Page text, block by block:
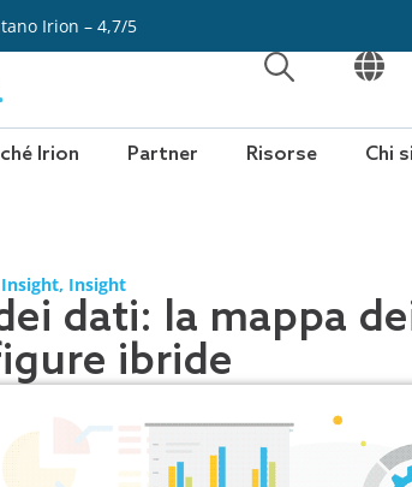
Irion – 4,7/5
APRI
Irion Partner Risorse Chi
, Insight
dati: la mappa
ibride